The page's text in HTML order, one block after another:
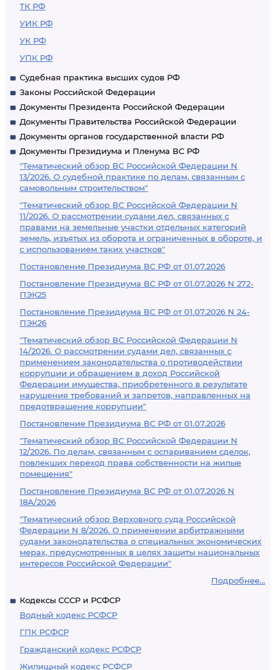
ТК РФ
УИК РФ
УК РФ
УПК РФ
Судебная практика высших судов РФ
Законы Российской Федерации
Документы Президента Российской Федерации
Документы Правительства Российской Федерации
Документы органов государственной власти РФ
Документы Президиума и Пленума ВС РФ
"Тематический обзор ВС Российской Федерации N
13/2026. О судебной практике по делам, связанным с
самовольным строительством"
"Тематический обзор ВС Российской Федерации N
11/2026. О рассмотрении судами дел, связанных с
правами на земельные участки отдельных категорий
земель, изъятых из оборота и ограниченных в обороте, и
с использованием таких участков"
Постановление Президиума ВС РФ от 01.07.2026
Постановление Президиума ВС РФ от 01.07.2026 N 272-
ПЭК25
Постановление Президиума ВС РФ от 01.07.2026 N 24-
ПЭК26
"Тематический обзор ВС Российской Федерации N
14/2026. О рассмотрении судами дел, связанных с
применением законодательства о противодействии
коррупции и обращением в доход Российской
Федерации имущества, приобретенного в результате
нарушения требований и запретов, направленных на
предотвращение коррупции"
Постановление Президиума ВС РФ от 01.07.2026
"Тематический обзор ВС Российской Федерации N
12/2026. По делам, связанным с оспариванием сделок,
повлекших переход права собственности на жилые
помещения"
Постановление Президиума ВС РФ от 01.07.2026 N
18А/2026
"Тематический обзор Верховного суда Российской
Федерации N 8/2026. О применении арбитражными
судами законодательства о специальных экономических
мерах, предусмотренных в целях защиты национальных
интересов Российской Федерации"
Подробнее...
Кодексы СССР и РСФСР
Водный кодекс РСФСР
ГПК РСФСР
Гражданский кодекс РСФСР
Жилищный кодекс РСФСР